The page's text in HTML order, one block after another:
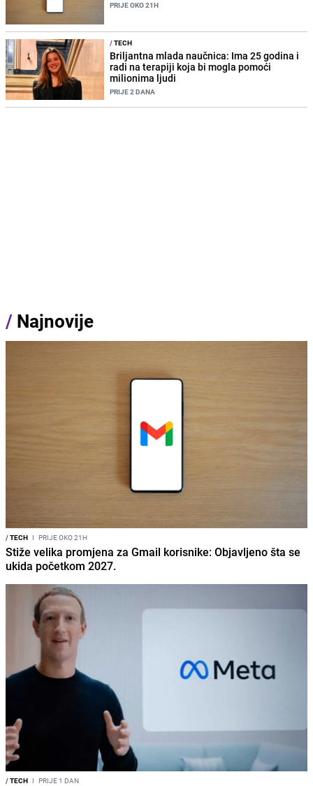
PRIJE OKO 21H
/TECH
Briljantna mlada naučnica: Ima 25 godina i
radi na terapiji koja bi mogla pomoći
milionima ljudi
PRIJE 2 DANA
/ Najnovije
/TECH I PRIJE OKO 21H
Stiže velika promjena za Gmail korisnike: Objavljeno šta se
ukida početkom 2027.
/TECH I PRIJE 1 DAN